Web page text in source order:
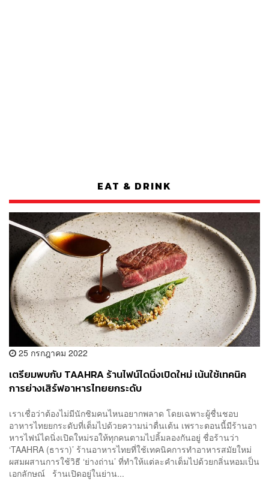
EAT & DRINK
25 กรกฎาคม 2022
เตรียมพบกับ TAAHRA ร้านไฟน์ไดนิ่งเปิดใหม่ เน้นใช้เทคนิค
การย่างเสิร์ฟอาหารไทยยกระดับ
เราเชื่อว่าต้องไม่มีนักชิมคนไหนอยากพลาด โดยเฉพาะผู้ชื่นชอบ
อาหารไทยยกระดับที่เต็มไปด้วยความน่าตื่นเต้น เพราะตอนนี้มีร้านอา
หารไฟน์ไดนิ่งเปิดใหม่รอให้ทุกคนตามไปลิ้มลองกันอยู่ ชื่อร้านว่า
‘TAAHRA (ธารา)’ ร้านอาหารไทยที่ใช้เทคนิคการทำอาหารสมัยใหม่
ผสมผสานการใช้วิธี ‘ย่างถ่าน’ ที่ทำให้แต่ละคำเต็มไปด้วยกลิ่นหอมเป็น
เอกลักษณ์ ร้านเปิดอยู่ในย่าน...